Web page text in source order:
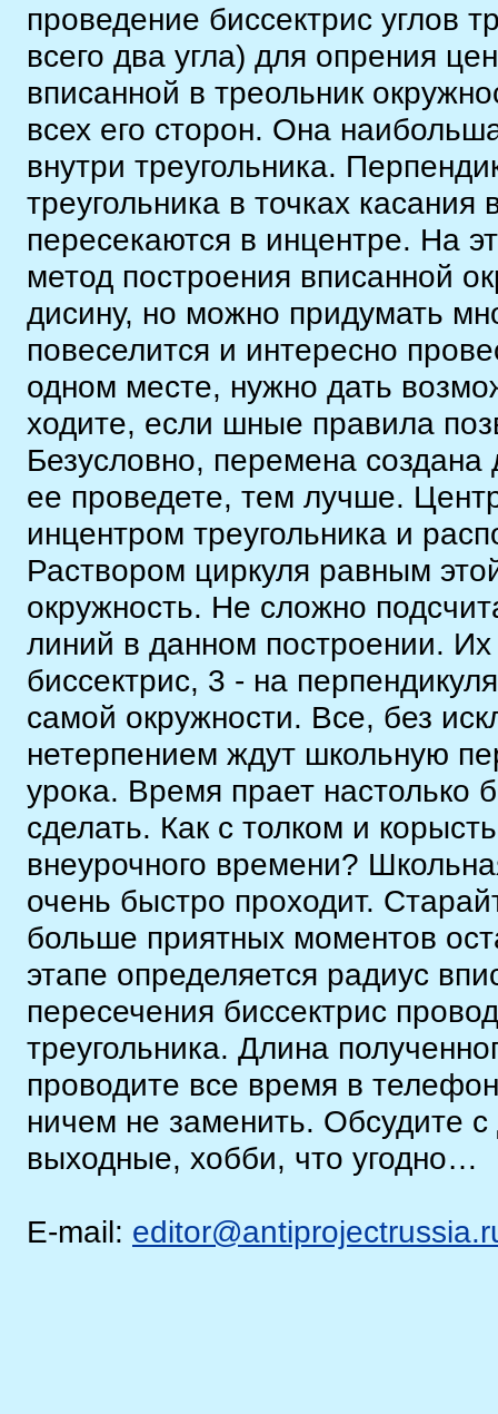
проведение биссектрис углов
всего два угла) для опрения
вписанной в треольник
всех его сторон. Она
внутри треугольника.
треугольника в точках
пересекаются в инцентре. На
метод построения вписанной
дисину, но можно придумать
повеселится и интересно
одном месте, нужно дать
ходите, если шные правила
Безусловно, перемена
ее проведете, тем лучше.
инцентром треугольника и
Раствором циркуля равным
окружность. Не сложно
линий в данном построении.
биссектрис, 3 - на
самой окружности. Все, без
нетерпением ждут школьную
урока. Время прает настолько
сделать. Как с толком и
внеурочного времени?
очень быстро проходит.
больше приятных моментов
этапе определяется радиус
пересечения биссектрис
треугольника. Длина
проводите все время в
ничем не заменить. Обсудите
выходные, хобби, что угодно…
E-mail: